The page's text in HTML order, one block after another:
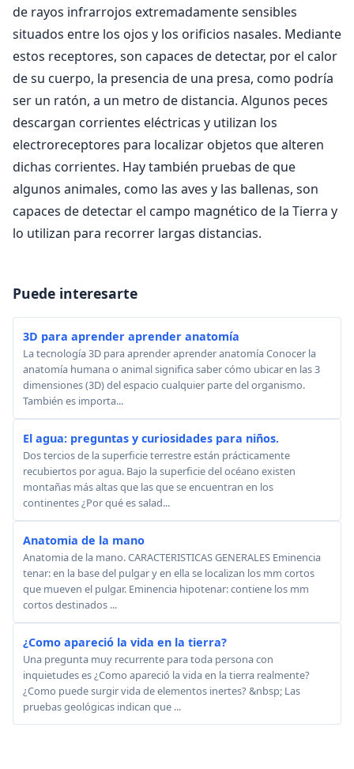
de rayos infrarrojos extremadamente sensibles
situados entre los ojos y los orificios nasales. Mediante
estos receptores, son capaces de detectar, por el calor
de su cuerpo, la presencia de una presa, como podría
ser un ratón, a un metro de distancia. Algunos peces
descargan corrientes eléctricas y utilizan los
electroreceptores para localizar objetos que alteren
dichas corrientes. Hay también pruebas de que
algunos animales, como las aves y las ballenas, son
capaces de detectar el campo magnético de la Tierra y
lo utilizan para recorrer largas distancias.
Puede interesarte
3D para aprender aprender anatomía
La tecnología 3D para aprender aprender anatomía Conocer la
anatomía humana o animal significa saber cómo ubicar en las 3
dimensiones (3D) del espacio cualquier parte del organismo.
También es importa...
El agua: preguntas y curiosidades para niños.
Dos tercios de la superficie terrestre están prácticamente
recubiertos por agua. Bajo la superficie del océano existen
montañas más altas que las que se encuentran en los
continentes ¿Por qué es salad...
Anatomia de la mano
Anatomia de la mano. CARACTERISTICAS GENERALES Eminencia
tenar: en la base del pulgar y en ella se localizan los mm cortos
que mueven el pulgar. Eminencia hipotenar: contiene los mm
cortos destinados ...
¿Como apareció la vida en la tierra?
Una pregunta muy recurrente para toda persona con
inquietudes es ¿Como apareció la vida en la tierra realmente?
¿Como puede surgir vida de elementos inertes? &nbsp; Las
pruebas geológicas indican que ...